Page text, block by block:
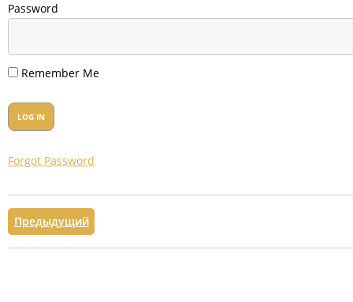
Password
Remember Me
Forgot Password
Предыдущий